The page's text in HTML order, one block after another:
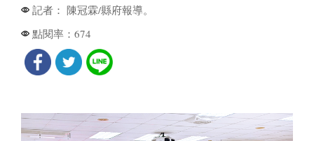
記者： 陳冠霖/縣府報導。
點閱率： 674